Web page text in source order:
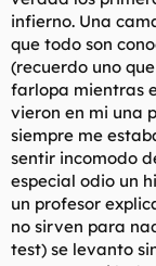
infierno. Una
que todo son
(recuerdo uno
farlopa mientras
vieron en mi una
siempre me
sentir incomodo
especial odio un
un profesor
no sirven para
test) se levanto